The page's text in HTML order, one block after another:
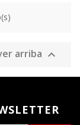
arriba 